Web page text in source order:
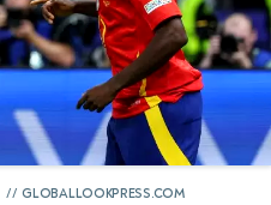
GLOBALLOOKPRESS.COM